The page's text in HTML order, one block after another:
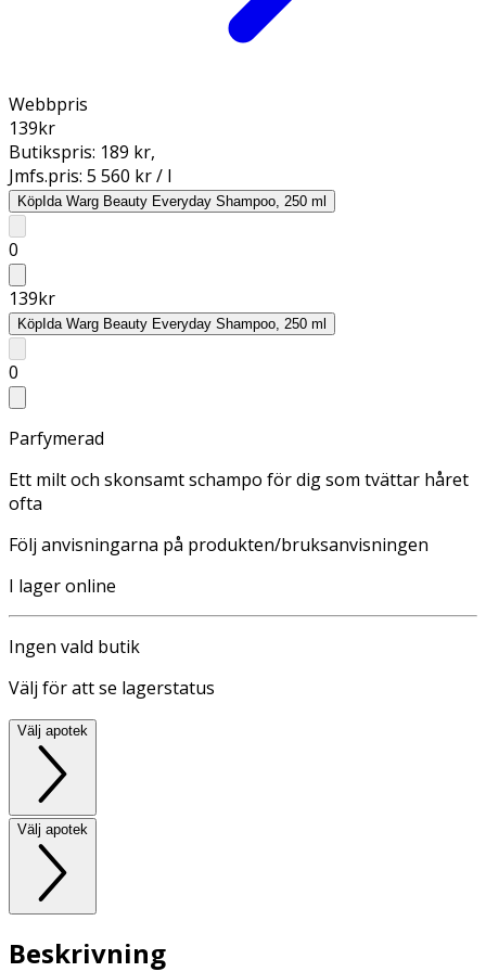
Webbpris
139kr
Butikspris: 189 kr,
Jmfs.pris: 5 560 kr / l
Köp Ida Warg Beauty Everyday Shampoo, 250 ml
0
139kr
Köp Ida Warg Beauty Everyday Shampoo, 250 ml
0
Parfymerad
Ett milt och skonsamt schampo för dig som tvättar håret
ofta
Följ anvisningarna på produkten/bruksanvisningen
I lager online
Ingen vald butik
Välj för att se lagerstatus
Välj apotek
Välj apotek
Beskrivning